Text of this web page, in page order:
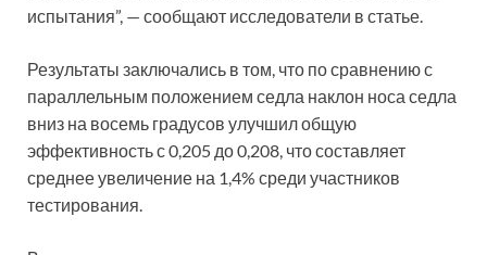
испытания”, — сообщают исследователи в статье.
Результаты заключались в том, что по сравнению с
параллельным положением седла наклон носа седла
вниз на восемь градусов улучшил общую
эффективность с 0,205 до 0,208, что составляет
среднее увеличение на 1,4% среди участников
тестирования.